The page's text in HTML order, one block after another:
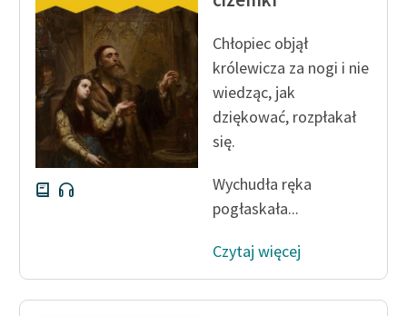
do domeny publicznej,
lektur szkolnych oraz
Starego Testamentu
Odkurzamy bohaterów
Szkoła Poezji Wolnych
Lektur
O nas
Zespół
Chłopiec objął
królewicza za nogi i nie
wiedząc, jak
dziękować, rozpłakał
się.
Wychudła ręka
pogłaskała...
Czytaj więcej